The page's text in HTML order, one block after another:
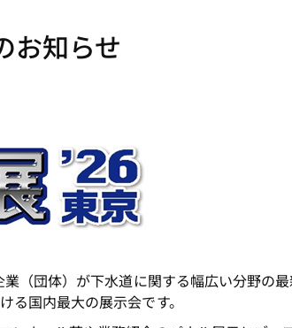
お知らせ
（団体）が下水道に関する幅広い分野の
る国内最大の展示会です。